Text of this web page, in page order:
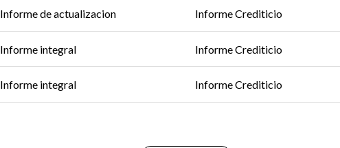
Informe de actualizacion Informe Crediticio
Informe integral Informe Crediticio
Informe integral Informe Crediticio